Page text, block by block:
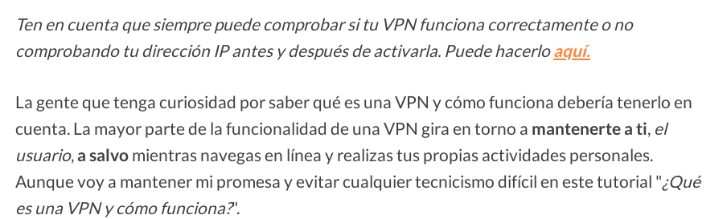
Ten en cuenta que siempre puede comprobar si tu VPN funciona correctamente o no
comprobando tu dirección IP antes y después de activarla. Puede hacerloaquí.
La gente que tenga curiosidad por saber qué es una VPN y cómo funciona debería tenerlo en
cuenta. La mayor parte de la funcionalidad de una VPN gira en torno a mantenerte a ti, el
usuario, a salvo mientras navegas en línea y realizas tus propias actividades personales.
Aunque voy a mantener mi promesa y evitar cualquier tecnicismo difícil en este tutorial "¿Qué
es una VPN y cómo funciona?".